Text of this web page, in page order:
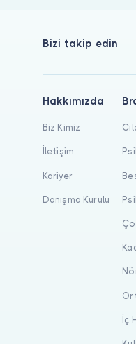
Bizi takip edin
Hakkımızda
Biz Kimiz
İletişim
Kariyer
Danışma Kurulu
İç